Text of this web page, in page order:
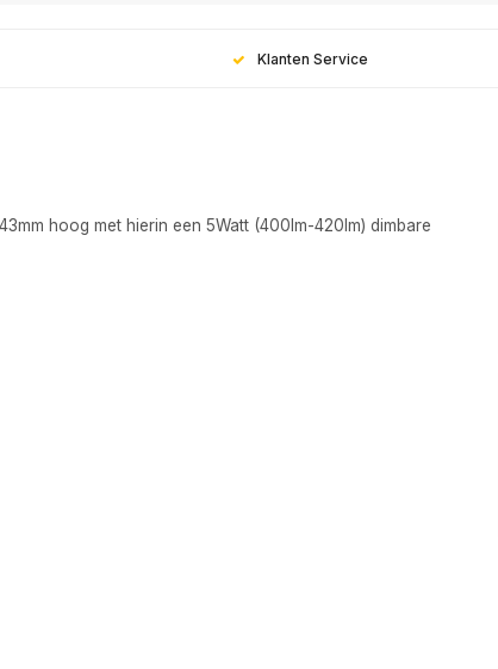
Klanten Service
hoog met hierin een 5Watt (400lm-420lm) dimbare